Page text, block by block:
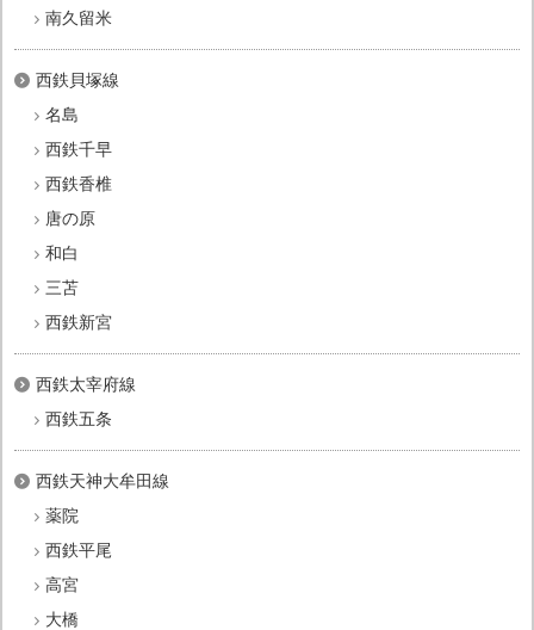
南久留米
西鉄貝塚線
名島
西鉄千早
西鉄香椎
唐の原
和白
三苫
西鉄新宮
西鉄太宰府線
西鉄五条
西鉄天神大牟田線
薬院
西鉄平尾
高宮
大橋